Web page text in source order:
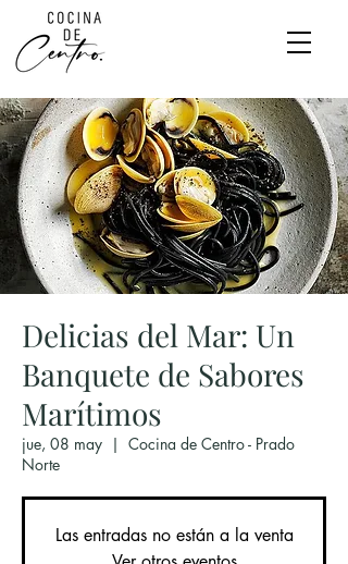
Delicias del Mar: Un
Banquete de Sabores
Marítimos
jue, 08 may
  |
Cocina de Centro - Prado
Norte
Las entradas no están a la venta